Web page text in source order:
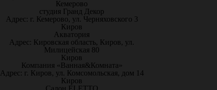
Кемерово
студия Гранд Декор
Адрес: г. Кемерово, ул. Черняховского 3
Киров
Акватория
Адрес: Кировская область, Киров, ул.
Милицейская 80
Киров
Компания «Ванная&Комната»
Адрес: г. Киров, ул. Комсомольская, дом 14
Киров